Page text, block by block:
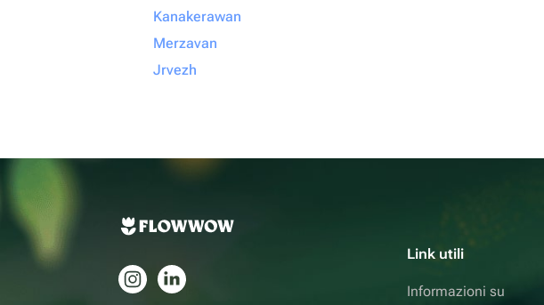
Kanakerawan
Merzavan
Jrvezh
Link utili
Informazioni su